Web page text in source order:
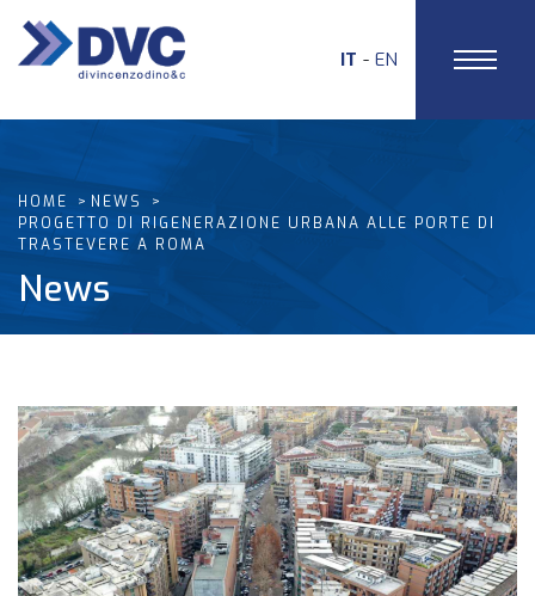
IT EN
HOME
NEWS
PROGETTO DI RIGENERAZIONE URBANA ALLE PORTE DI
TRASTEVERE A ROMA
News